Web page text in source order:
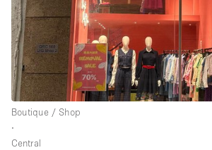
Boutique / Shop
∙
Central